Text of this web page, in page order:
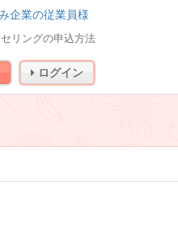
企業の従業員様
リングの申込方法
ログイン